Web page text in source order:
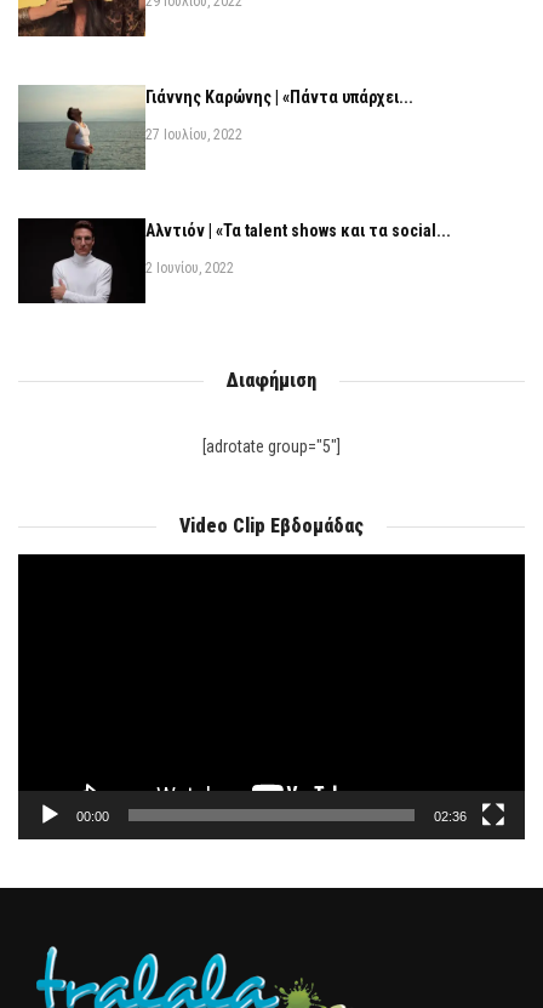
Γιάννης Καρώνης | «Πάντα υπάρχει...
27 Ιουλίου, 2022
Αλντιόν | «Τα talent shows και τα social...
2 Ιουνίου, 2022
Διαφήμιση
[adrotate group="5"]
Video Clip Εβδομάδας
00:00 02:36